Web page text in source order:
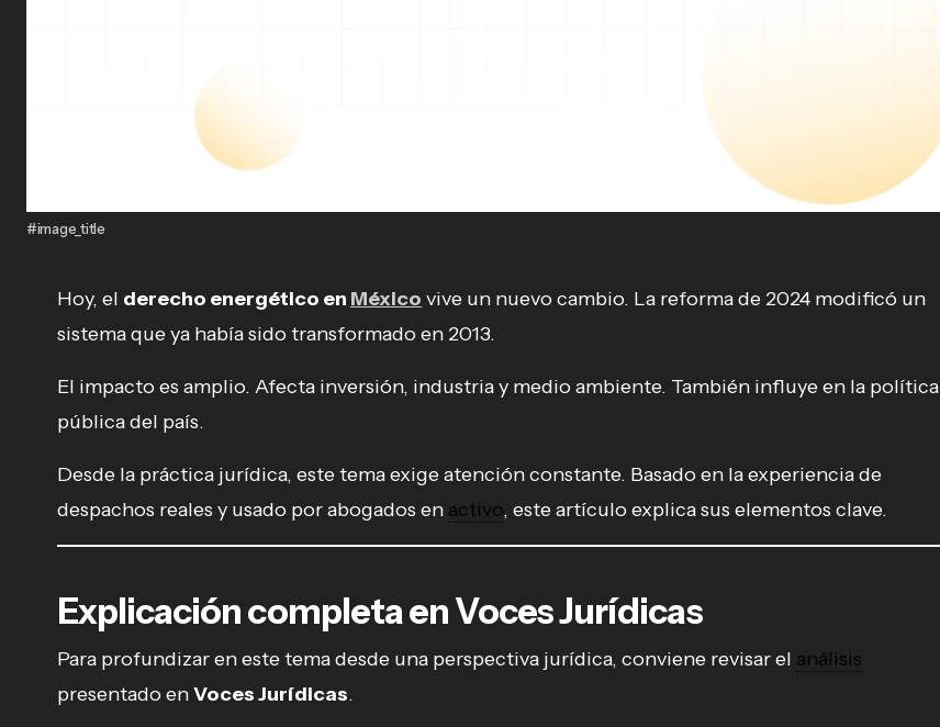
#image_title
Hoy, el derecho energético en México vive un nuevo cambio. La reforma de 2024 modificó un
sistema que ya había sido transformado en 2013.
El impacto es amplio. Afecta inversión, industria y medio ambiente. También influye en la política
pública del país.
Desde la práctica jurídica, este tema exige atención constante. Basado en la experiencia de
despachos reales y usado por abogados en activo, este artículo explica sus elementos clave.
Explicación completa en Voces Jurídicas
Para profundizar en este tema desde una perspectiva jurídica, conviene revisar el análisis
presentado enVoces Jurídicas.